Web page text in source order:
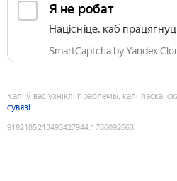
Я не робат
Націсніце, каб
SmartCaptcha by Yandex
Калі ў вас узніклі праблемы, калі ласка,
сувязі
9182185213493427944:1786092663